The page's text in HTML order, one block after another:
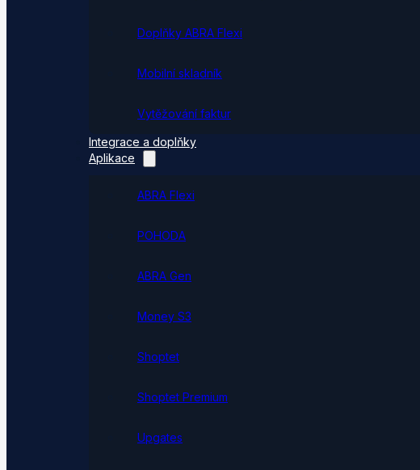
Doplňky ABRA Flexi
Mobilní skladník
Vytěžování faktur
Integrace a doplňky
Aplikace
ABRA Flexi
POHODA
ABRA Gen
Money S3
Shoptet
Shoptet Premium
Upgates